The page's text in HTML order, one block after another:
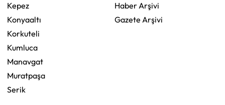
Kepez
Konyaaltı
Korkuteli
Kumluca
Manavgat
Muratpaşa
Serik
Haber Arşivi
Gazete Arşivi